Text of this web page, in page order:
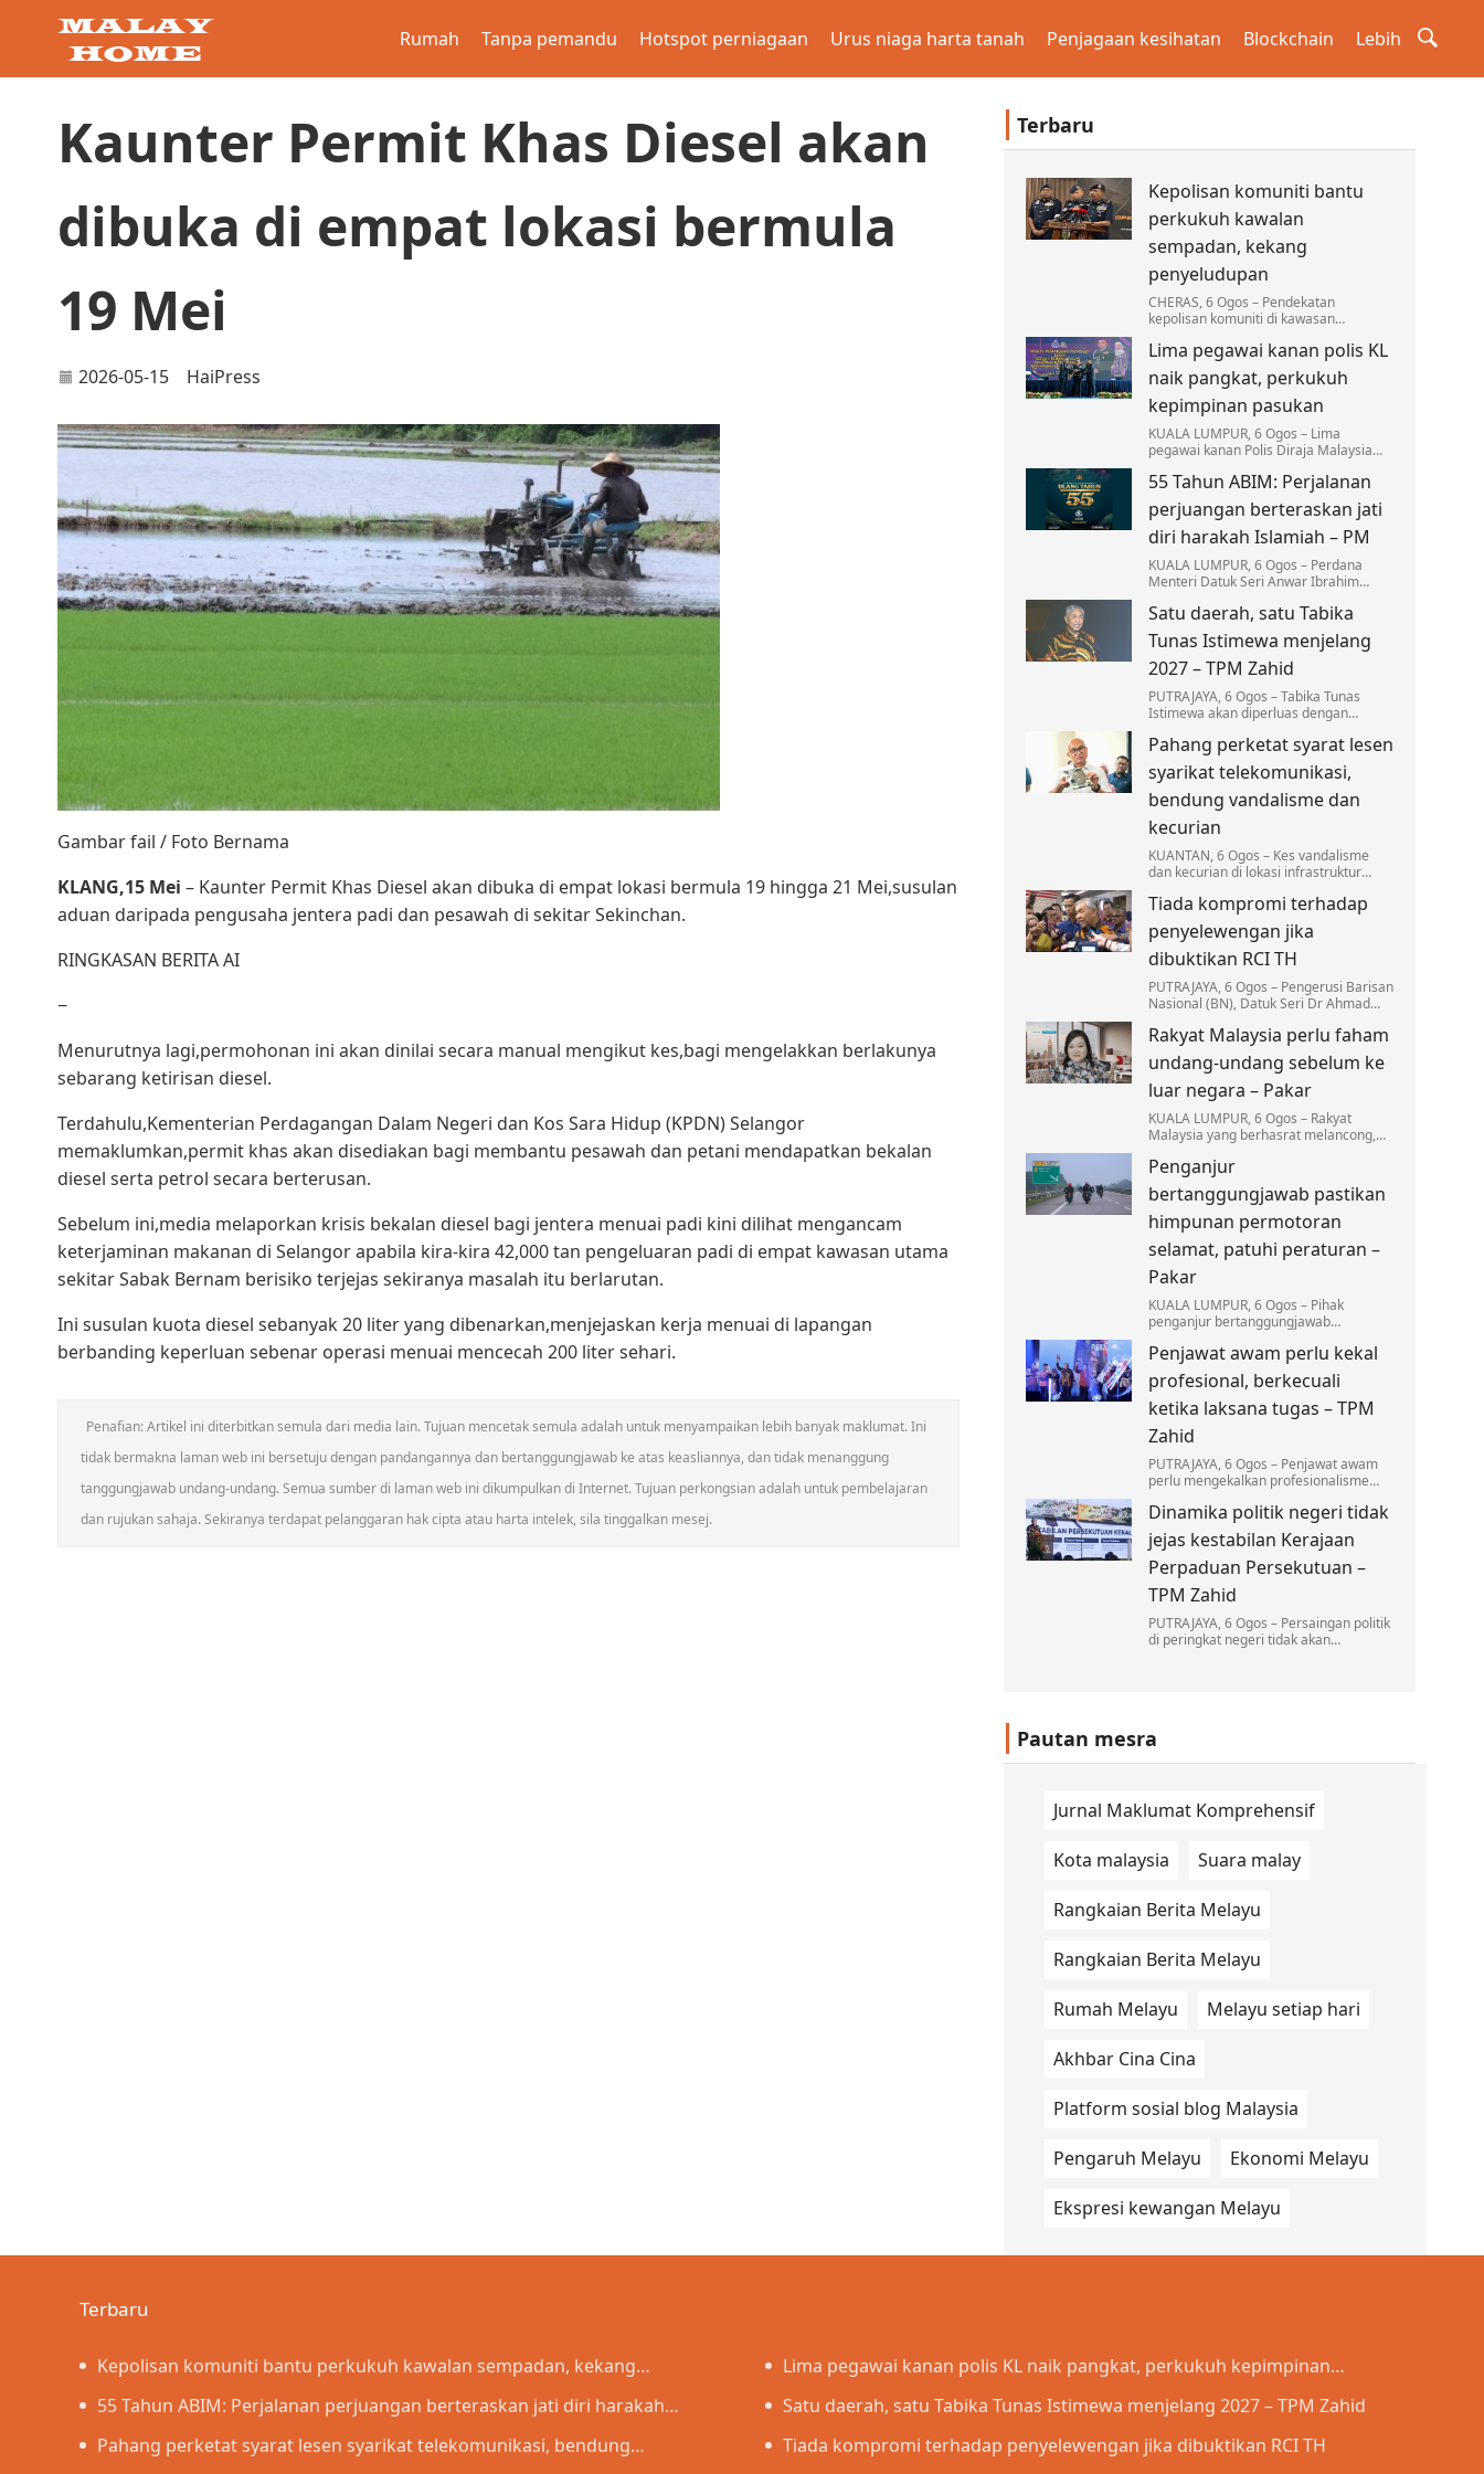
Rumah Tanpa pemandu Hotspot perniagaan Urus niaga harta tanah Penjagaan kesihatan Blockchain Lebih
Kaunter Permit Khas Diesel akan
dibuka di empat lokasi bermula
19 Mei
2026-05-15 HaiPress
Gambar fail / Foto Bernama
KLANG,15 Mei – Kaunter Permit Khas Diesel akan dibuka di empat lokasi bermula 19 hingga 21 Mei,susulan
aduan daripada pengusaha jentera padi dan pesawah di sekitar Sekinchan.
RINGKASAN BERITA AI
−
Menurutnya lagi,permohonan ini akan dinilai secara manual mengikut kes,bagi mengelakkan berlakunya
sebarang ketirisan diesel.
Terdahulu,Kementerian Perdagangan Dalam Negeri dan Kos Sara Hidup (KPDN) Selangor
memaklumkan,permit khas akan disediakan bagi membantu pesawah dan petani mendapatkan bekalan
diesel serta petrol secara berterusan.
Sebelum ini,media melaporkan krisis bekalan diesel bagi jentera menuai padi kini dilihat mengancam
keterjaminan makanan di Selangor apabila kira-kira 42,000 tan pengeluaran padi di empat kawasan utama
sekitar Sabak Bernam berisiko terjejas sekiranya masalah itu berlarutan.
Ini susulan kuota diesel sebanyak 20 liter yang dibenarkan,menjejaskan kerja menuai di lapangan
berbanding keperluan sebenar operasi menuai mencecah 200 liter sehari.
Penafian: Artikel ini diterbitkan semula dari media lain. Tujuan mencetak semula adalah untuk menyampaikan lebih banyak maklumat. Ini
tidak bermakna laman web ini bersetuju dengan pandangannya dan bertanggungjawab ke atas keasliannya, dan tidak menanggung
tanggungjawab undang-undang. Semua sumber di laman web ini dikumpulkan di Internet. Tujuan perkongsian adalah untuk pembelajaran
dan rujukan sahaja. Sekiranya terdapat pelanggaran hak cipta atau harta intelek, sila tinggalkan mesej.
Terbaru
Kepolisan komuniti bantu
perkukuh kawalan
sempadan, kekang
penyeludupan
CHERAS, 6 Ogos – Pendekatan
kepolisan komuniti di kawasan
strategi utama Polis Diraja Malaysia
(PDRM) dalam memperkukuh kawalan…
Lima pegawai kanan polis KL
naik pangkat, perkukuh
kepimpinan pasukan
KUALA LUMPUR, 6 Ogos – Lima
pegawai kanan Polis Diraja Malaysia
menerima kenaikan pangkat dan
pelantikan baharu.
55 Tahun ABIM: Perjalanan
perjuangan berteraskan jati
diri harakah Islamiah – PM
KUALA LUMPUR, 6 Ogos – Perdana
Menteri Datuk Seri Anwar Ibrahim
Malaysia (ABIM) memainkan peranan
besar sebagai pelanjut…
Satu daerah, satu Tabika
Tunas Istimewa menjelang
2027 – TPM Zahid
PUTRAJAYA, 6 Ogos – Tabika Tunas
Istimewa akan diperluas dengan
tabika beroperasi di setiap daerah
menjelang 2027.
Pahang perketat syarat lesen
syarikat telekomunikasi,
bendung vandalisme dan
kecurian
KUANTAN, 6 Ogos – Kes vandalisme
dan kecurian di lokasi infrastruktur
membimbangkan apabila mencatatkan
kerugian melebihi RM3…
Tiada kompromi terhadap
penyelewengan jika
dibuktikan RCI TH
PUTRAJAYA, 6 Ogos – Pengerusi Barisan
Nasional (BN), Datuk Seri Dr Ahmad
kompromi terhadap mana-mana pihak
yang terlibat dalam…
Rakyat Malaysia perlu faham
undang-undang sebelum ke
luar negara – Pakar
KUALA LUMPUR, 6 Ogos – Rakyat
Malaysia yang berhasrat melancong,
luar negara dinasihatkan supaya tidak
mengambil ringan…
Penganjur
bertanggungjawab pastikan
himpunan permotoran
selamat, patuhi peraturan –
Pakar
KUALA LUMPUR, 6 Ogos – Pihak
penganjur bertanggungjawab
himpunan permotoran dilaksanakan
secara selamat…
Penjawat awam perlu kekal
profesional, berkecuali
ketika laksana tugas – TPM
Zahid
PUTRAJAYA, 6 Ogos – Penjawat awam
perlu mengekalkan profesionalisme
tugas, tanpa dipengaruhi oleh sebarang
unsur politik dalam…
Dinamika politik negeri tidak
jejas kestabilan Kerajaan
Perpaduan Persekutuan –
TPM Zahid
PUTRAJAYA, 6 Ogos – Persaingan politik
di peringkat negeri tidak akan
Pautan mesra
Jurnal Maklumat Komprehensif
Kota malaysia Suara malay
Rangkaian Berita Melayu
Rangkaian Berita Melayu
Rumah Melayu Melayu setiap hari
Akhbar Cina Cina
Platform sosial blog Malaysia
Pengaruh Melayu Ekonomi Melayu
Ekspresi kewangan Melayu
Terbaru
Kepolisan komuniti bantu perkukuh kawalan sempadan, kekang
penyeludupan
Lima pegawai kanan polis KL naik pangkat, perkukuh kepimpinan
pasukan
55 Tahun ABIM: Perjalanan perjuangan berteraskan jati diri harakah
Islamiah – PM
Satu daerah, satu Tabika Tunas Istimewa menjelang 2027 – TPM Zahid
Pahang perketat syarat lesen syarikat telekomunikasi, bendung
Tiada kompromi terhadap penyelewengan jika dibuktikan RCI TH